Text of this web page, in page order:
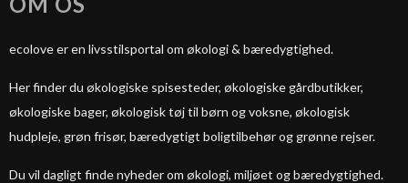
ecolove er en livsstilsportal om økologi & bæredygtighed.
Her finder du økologiske spisesteder, økologiske gårdbutikker,
økologiske bager, økologisk tøj til børn og voksne, økologisk
hudpleje, grøn frisør, bæredygtigt boligtilbehør og grønne rejser.
Du vil dagligt finde nyheder om økologi, miljøet og bæredygtighed.